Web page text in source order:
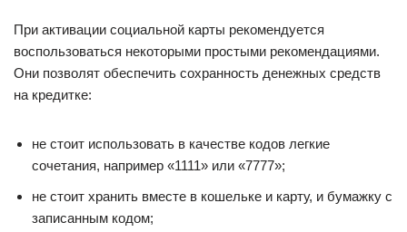
При активации социальной карты рекомендуется
воспользоваться некоторыми простыми рекомендациями.
Они позволят обеспечить сохранность денежных средств
на кредитке:
не стоит использовать в качестве кодов легкие
сочетания, например «1111» или «7777»;
не стоит хранить вместе в кошельке и карту, и бумажку с
записанным кодом;